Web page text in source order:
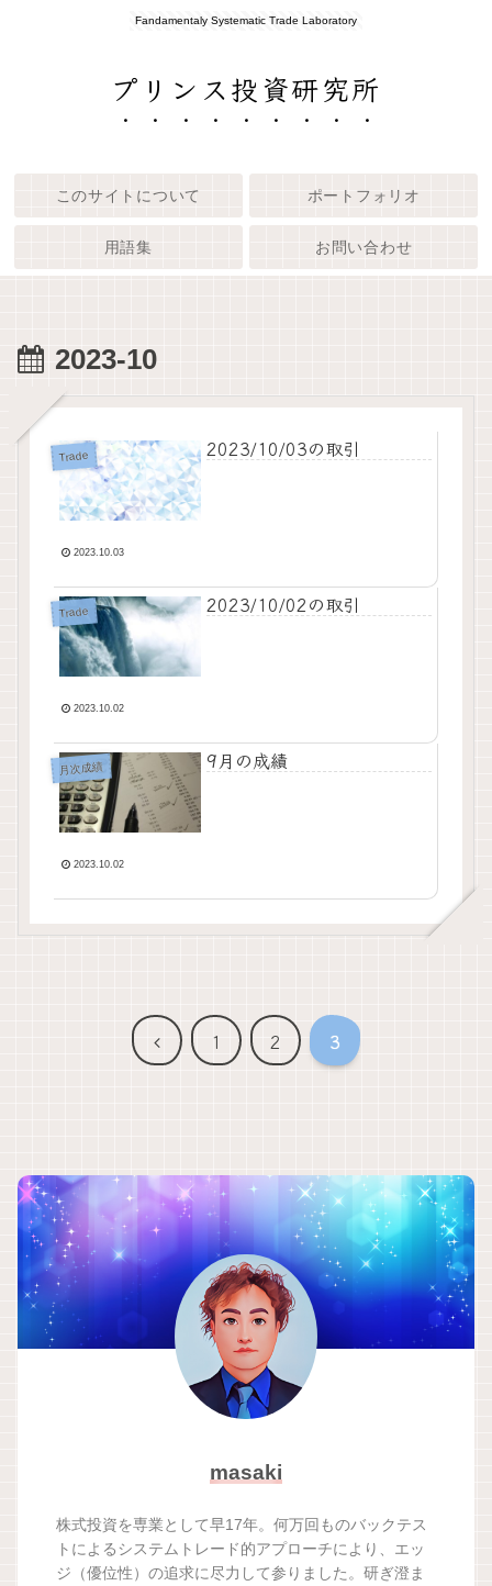
Fandamentaly Systematic Trade Laboratory
プリンス投資研究所
このサイトについて ポートフォリオ
用語集 お問い合わせ
2023-10
Trade 2023/10/03の取引
2023.10.03
Trade 2023/10/02の取引
2023.10.02
月次成績 9月の成績
2023.10.02
前
1 2 3
masaki
株式投資を専業として早17年。何万回ものバックテス
トによるシステムトレード的アプローチにより、エッ
ジ（優位性）の追求に尽力して参りました。研ぎ澄ま